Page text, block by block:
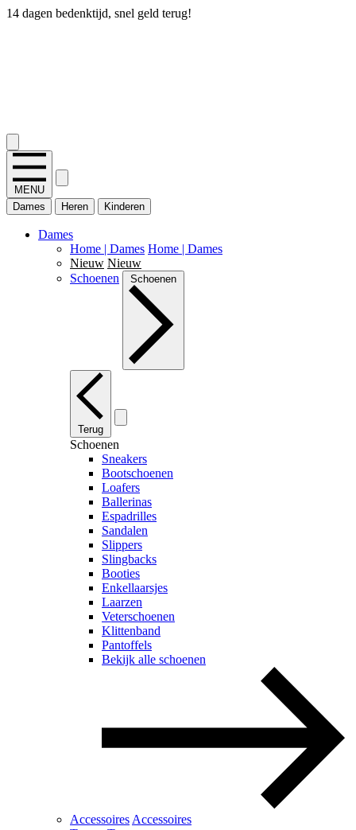
14 dagen bedenktijd, snel geld terug!
MENU
Dames
Heren Kinderen
Dames
Home | Dames Home | Dames
Nieuw Nieuw
Schoenen
Schoenen
Terug
Schoenen
Sneakers
Bootschoenen
Loafers
Ballerinas
Espadrilles
Sandalen
Slippers
Slingbacks
Booties
Enkellaarsjes
Laarzen
Veterschoenen
Klittenband
Pantoffels
Bekijk alle schoenen
Accessoires Accessoires